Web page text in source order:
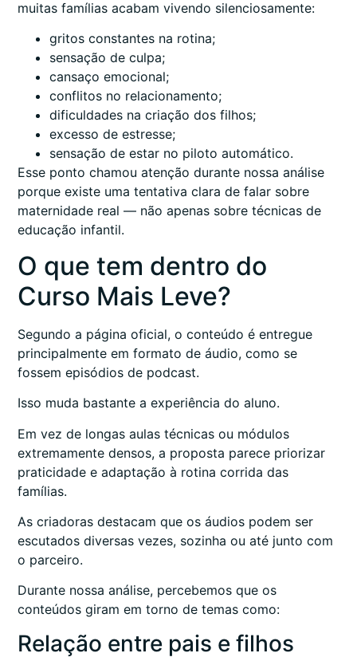
muitas famílias acabam vivendo silenciosamente:
gritos constantes na rotina;
sensação de culpa;
cansaço emocional;
conflitos no relacionamento;
dificuldades na criação dos filhos;
excesso de estresse;
sensação de estar no piloto automático.
Esse ponto chamou atenção durante nossa análise
porque existe uma tentativa clara de falar sobre
maternidade real — não apenas sobre técnicas de
educação infantil.
O que tem dentro do
Curso Mais Leve?
Segundo a página oficial, o conteúdo é entregue
principalmente em formato de áudio, como se
fossem episódios de podcast.
Isso muda bastante a experiência do aluno.
Em vez de longas aulas técnicas ou módulos
extremamente densos, a proposta parece priorizar
praticidade e adaptação à rotina corrida das
famílias.
As criadoras destacam que os áudios podem ser
escutados diversas vezes, sozinha ou até junto com
o parceiro.
Durante nossa análise, percebemos que os
conteúdos giram em torno de temas como:
Relação entre pais e filhos